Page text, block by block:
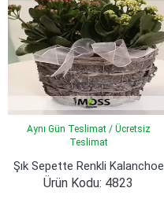
Aynı Gün Teslimat / Ücretsiz
Teslimat
Şık Sepette Renkli Kalanchoe
Ürün Kodu: 4823